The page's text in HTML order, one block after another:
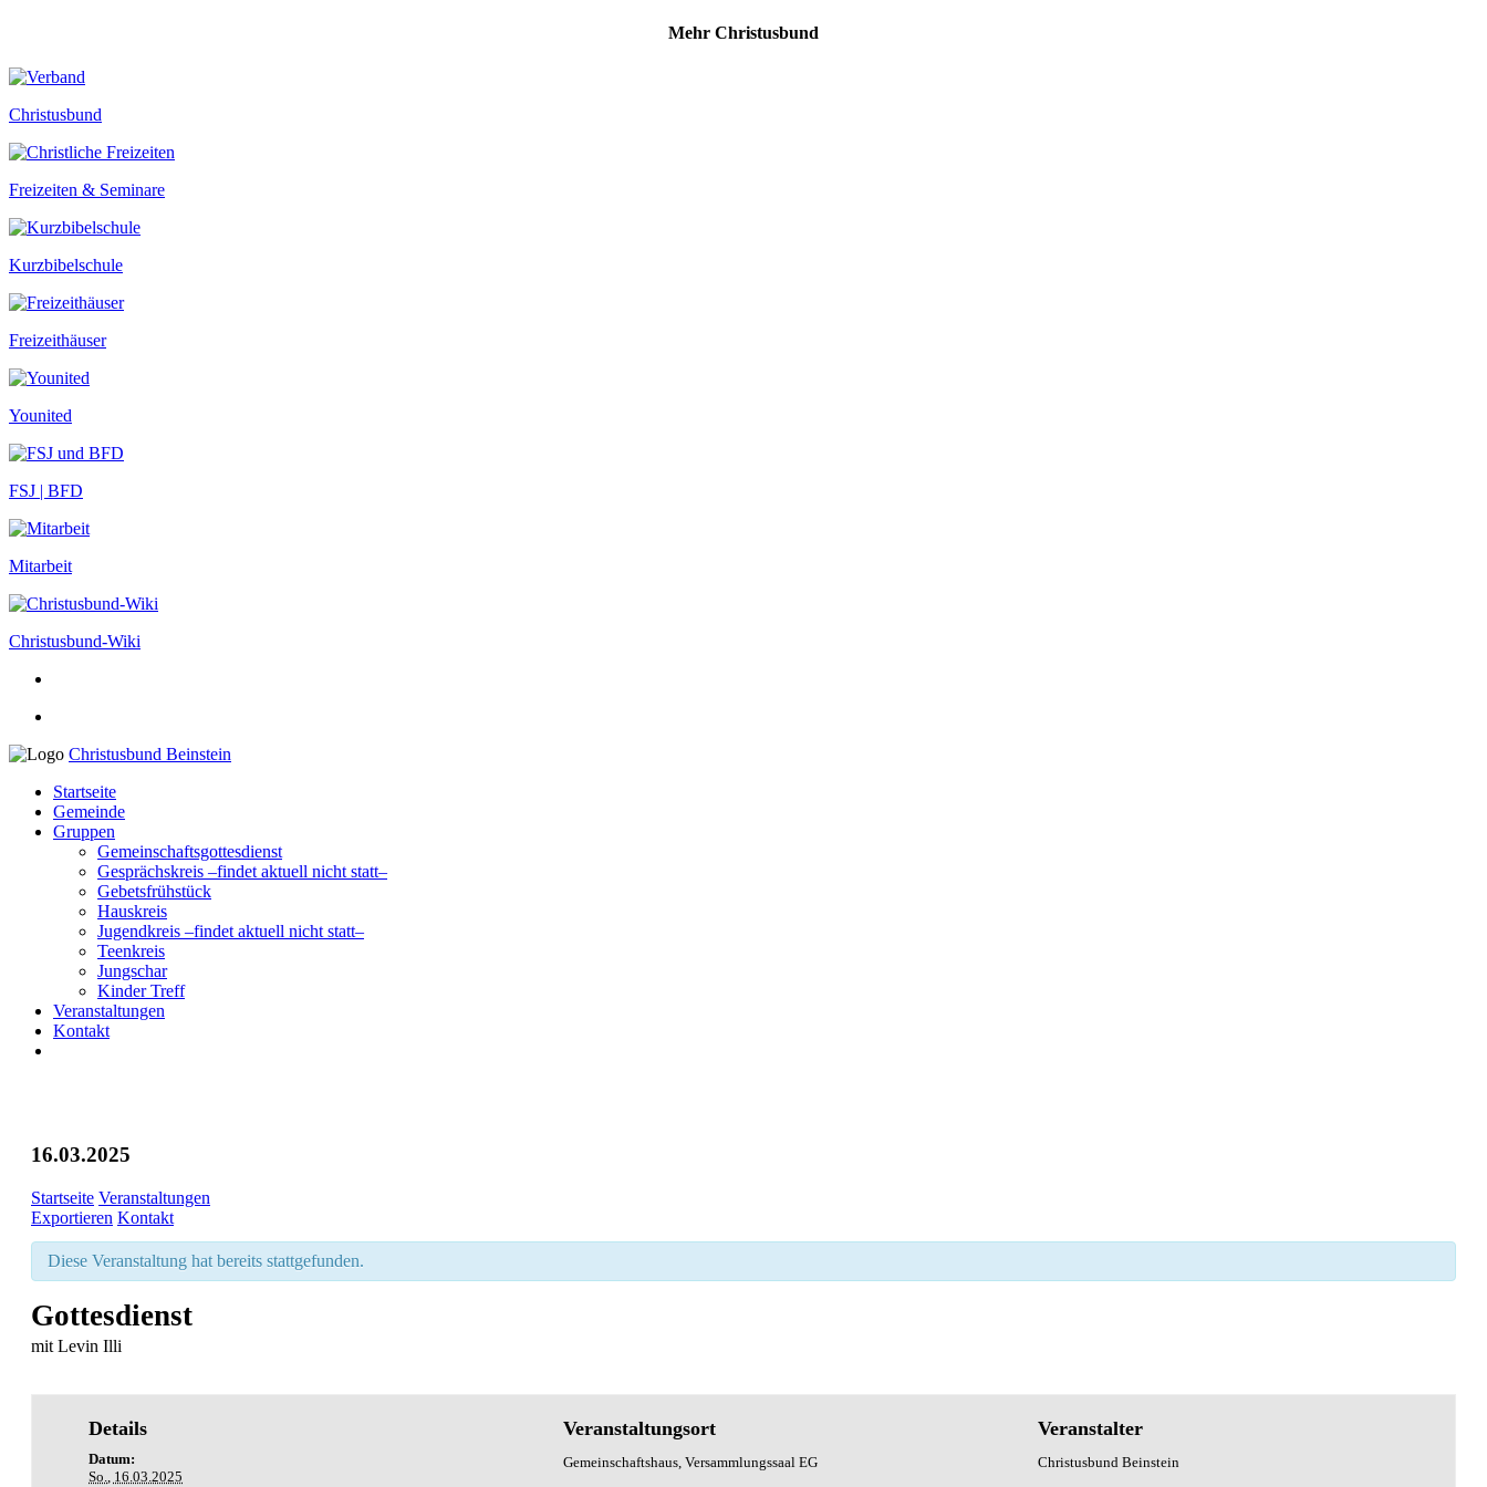
Mehr Christusbund
Christusbund
Freizeiten & Seminare
Kurzbibelschule
Freizeithäuser
Younited
FSJ | BFD
Mitarbeit
Christusbund-Wiki
Christusbund Beinstein
Startseite
Gemeinde
Gruppen
Gemeinschaftsgottesdienst
Gesprächskreis –findet aktuell nicht statt–
Gebetsfrühstück
Hauskreis
Jugendkreis –findet aktuell nicht statt–
Teenkreis
Jungschar
Kinder Treff
Veranstaltungen
Kontakt
16.03.2025
Startseite Veranstaltungen
Exportieren Kontakt
Diese Veranstaltung hat bereits stattgefunden.
Gottesdienst
mit Levin Illi
Details
Datum:
So., 16.03.2025
Veranstaltungsort
Gemeinschaftshaus, Versammlungssaal EG
Veranstalter
Christusbund Beinstein